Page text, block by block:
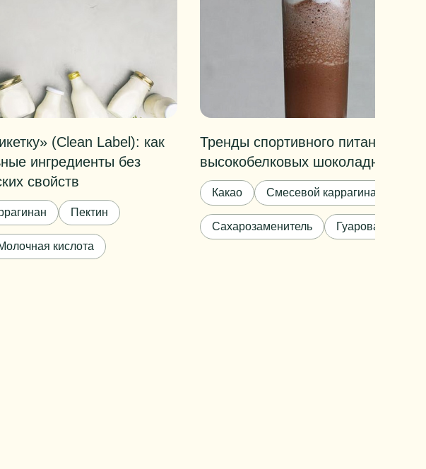
(Clean Label): как
ингредиенты без
свойств
Пектин
кислота
Тренды спортивного питания:
высокобелковых шоколадных
Какао Смесевой каррагинан
Сахарозаменитель Гуаровая камедь